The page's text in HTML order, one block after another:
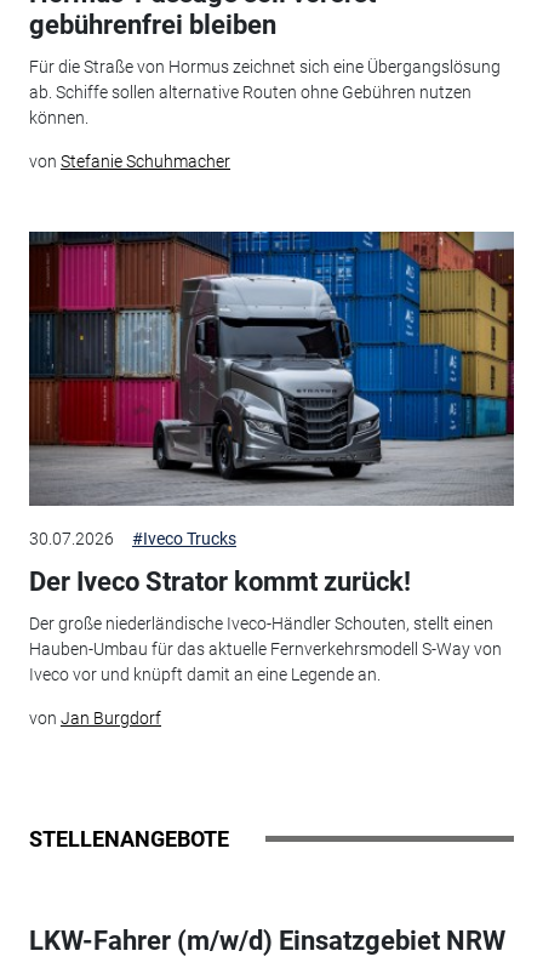
gebührenfrei bleiben
Für die Straße von Hormus zeichnet sich eine Übergangslösung
ab. Schiffe sollen alternative Routen ohne Gebühren nutzen
können.
von Stefanie Schuhmacher
30.07.2026 #Iveco Trucks
Der Iveco Strator kommt zurück!
Der große niederländische Iveco-Händler Schouten, stellt einen
Hauben-Umbau für das aktuelle Fernverkehrsmodell S-Way von
Iveco vor und knüpft damit an eine Legende an.
von Jan Burgdorf
STELLENANGEBOTE
LKW-Fahrer (m/w/d) Einsatzgebiet NRW